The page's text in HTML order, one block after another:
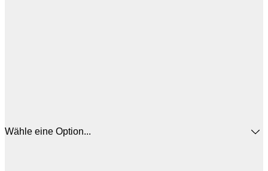
Wähle eine Option...